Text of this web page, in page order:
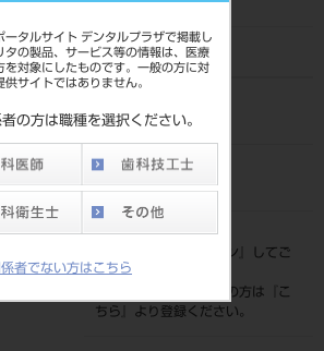
ータルサイト デンタルプラザで掲載し
タの製品、サービス等の情報は、医療
を対象にしたものです。一般の方に対
供サイトではありません。
の方は職種を選択ください。
係者でない方はこちら
ロス下第1小臼歯
2068604707330
JAN/EANコード
標準価格
ログイン
』してご
覧ください。
ネット会員登録がまだの方は『
こ
ちら
』より登録ください。